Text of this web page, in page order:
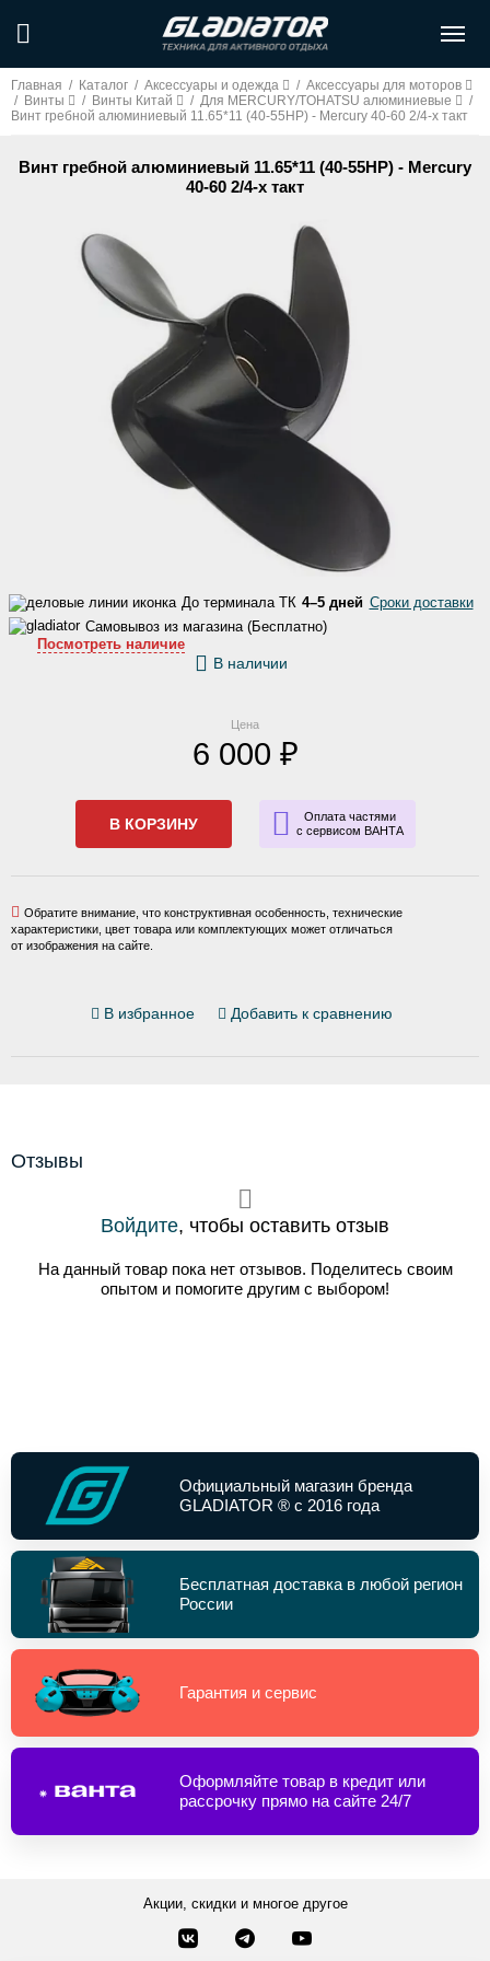
Главная / Каталог / Аксессуары и одежда / Аксессуары для моторов
/ Винты / Винты Китай / Для MERCURY/TOHATSU алюминиевые
/
Винт гребной алюминиевый 11.65*11 (40-55HP) - Mercury 40-60 2/4-х такт
Винт гребной алюминиевый 11.65*11 (40-55HP) - Mercury
40-60 2/4-х такт
В избранное Добавить к сравнению
До терминала ТК 4–5 дней Сроки доставки
Самовывоз из магазина (Бесплатно)
Посмотреть наличие
В наличии
Цена
6 000 ₽
В КОРЗИНУ
Оплата частями
с сервисом ВАНТА
Обратите внимание, что конструктивная особенность, технические
характеристики, цвет товара или комплектующих может отличаться
от изображения на сайте.
Отзывы
Войдите, чтобы оставить отзыв
На данный товар пока нет отзывов. Поделитесь своим
опытом и помогите другим с выбором!
Официальный магазин бренда
GLADIATOR ® с 2016 года
Бесплатная доставка в любой регион
России
Гарантия и сервис
Оформляйте товар в кредит или
рассрочку прямо на сайте 24/7
Акции, скидки и многое другое